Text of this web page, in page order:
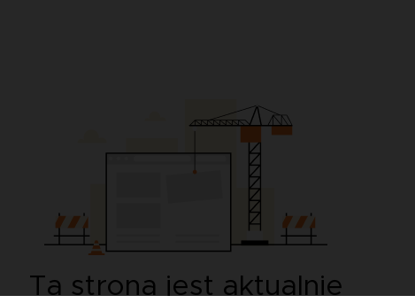
Ta strona jest aktualnie